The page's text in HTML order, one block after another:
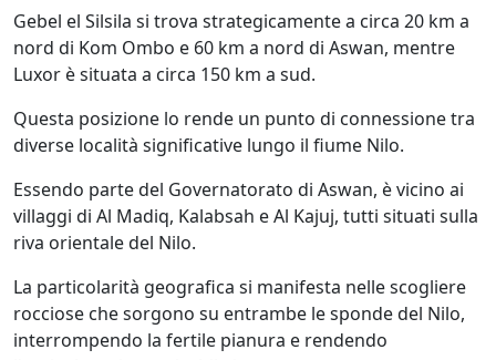
Gebel el Silsila si trova strategicamente a circa 20 km a
nord di Kom Ombo e 60 km a nord di Aswan, mentre
Luxor è situata a circa 150 km a sud.
Questa posizione lo rende un punto di connessione tra
diverse località significative lungo il fiume Nilo.
Essendo parte del Governatorato di Aswan, è vicino ai
villaggi di Al Madiq, Kalabsah e Al Kajuj, tutti situati sulla
riva orientale del Nilo.
La particolarità geografica si manifesta nelle scogliere
rocciose che sorgono su entrambe le sponde del Nilo,
interrompendo la fertile pianura e rendendo